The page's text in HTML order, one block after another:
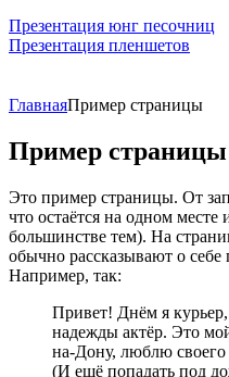
Презентация юнг песочниц
Презентация пленшетов
ГлавнаяПример страницы
Пример страницы
Это пример страницы. От
что остаётся на одном
большинстве тем). На
обычно рассказывают о
Например, так:
Привет! Днём я
надежды актёр. Это
на-Дону, люблю своего
(И ещё попадать под